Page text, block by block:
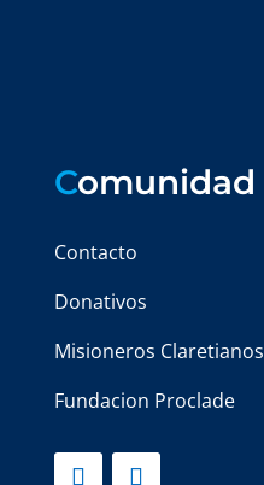
Comunidad
Contacto
Donativos
Misioneros Claretianos
Fundacion Proclade